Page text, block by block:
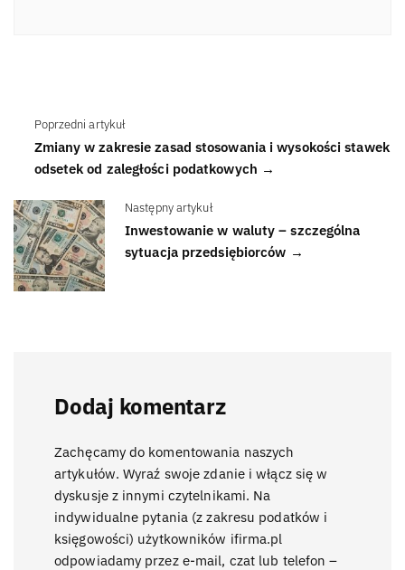
Poprzedni artykuł
Zmiany w zakresie zasad stosowania i wysokości stawek
odsetek od zaległości podatkowych →
Następny artykuł
Inwestowanie w waluty – szczególna
sytuacja przedsiębiorców →
Dodaj komentarz
Zachęcamy do komentowania naszych
artykułów. Wyraź swoje zdanie i włącz się w
dyskusje z innymi czytelnikami. Na
indywidualne pytania (z zakresu podatków i
księgowości) użytkowników ifirma.pl
odpowiadamy przez e-mail, czat lub telefon –